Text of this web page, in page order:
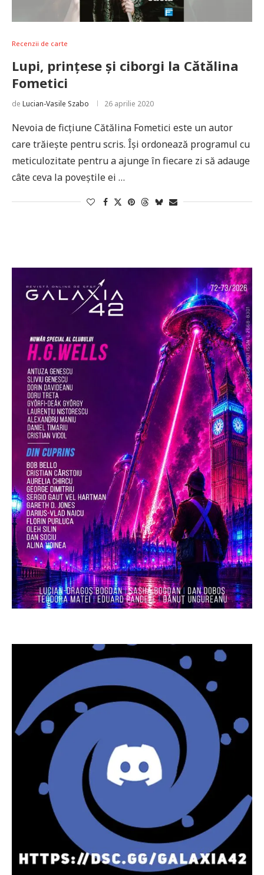
Recenzii de carte
Lupi, prințese și ciborgi la Cătălina
Fometici
de Lucian-Vasile Szabo 26 aprilie 2020
Nevoia de ficţiune Cătălina Fometici este un autor
care trăieşte pentru scris. Îşi ordonează programul cu
meticulozitate pentru a ajunge în fiecare zi să adauge
câte ceva la poveştile ei …